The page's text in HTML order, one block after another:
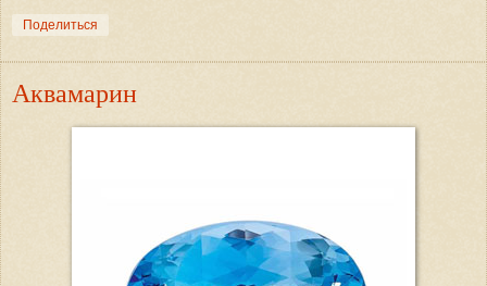
Поделиться
Аквамарин